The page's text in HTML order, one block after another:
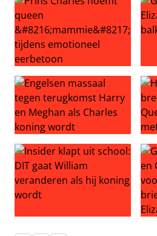
Prins Charles noemt queen
Engelsen massaal tegen